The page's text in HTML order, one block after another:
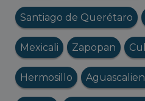
Santiago de Querétaro
Mexicali Zapopan
Hermosillo